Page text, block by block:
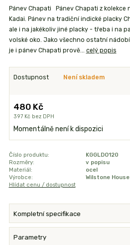
Pánev Chapati Pánev Chapati z
Kadai. Pánev na tradiční indické placky
ale i na jakékoliv jiné placky - třeba i na
volské oko. Jako všechno ostatní
je i pánev Chapati prově... celý popis
Dostupnost Není skladem
480 Kč
397 Kč bez DPH
Momentálně není k dispozici
Číslo produktu:
KGGLDO120
Rozměry:
v popisu
Materiál:
ocel
Výrobce:
Wilstone House
Hlídat cenu / dostupnost
Kompletní specifikace
Parametry